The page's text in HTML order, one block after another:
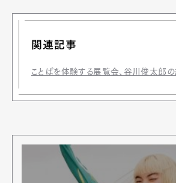
関連記事
ことばを体験する展覧会、谷川俊太郎